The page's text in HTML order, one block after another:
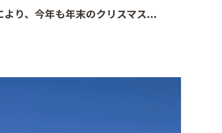
り、今年も年末のクリスマス...